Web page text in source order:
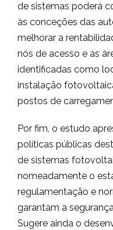
de sistemas poderá
às conceções das
melhorar a
nós de acesso e as
identificadas como
instalação
postos de
Por fim, o estudo
políticas públicas
de sistemas
nomeadamente o
regulamentação e
garantam a
Sugere ainda o